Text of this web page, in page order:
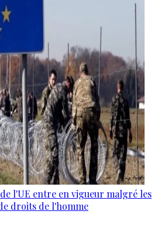
l'UE entre en vigueur malgré les
droits de l'homme